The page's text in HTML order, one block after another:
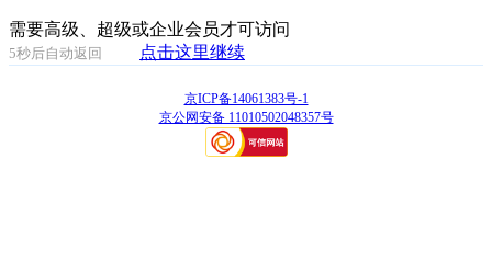
需要高级、超级或企业会员才可访问
5秒后自动返回 点击这里继续
京ICP备14061383号-1
京公网安备 11010502048357号